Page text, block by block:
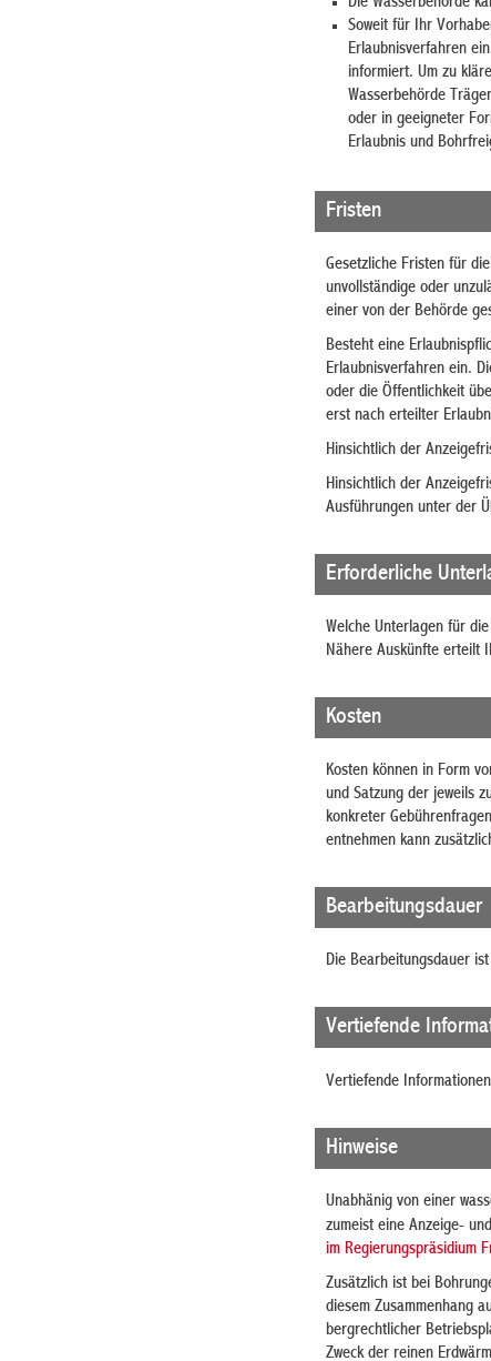
Soweit für Ihr
Erlaubnisverfahren
informiert. Um zu
Wasserbehörde
oder in geeigneter
Erlaubnis und
Fristen
Gesetzliche Fristen für
unvollständige oder
einer von der Behörde
Besteht eine
Erlaubnisverfahren ein.
oder die Öffentlichkeit
erst nach erteilter
Hinsichtlich der
Hinsichtlich der
Ausführungen unter der
Erforderliche
Welche Unterlagen für
Nähere Auskünfte erteilt
Kosten
Kosten können in Form
und Satzung der jeweils
konkreter
entnehmen kann
Bearbeitungsdauer
Die Bearbeitungsdauer
Vertiefende
Vertiefende
Hinweise
Unabhänig von einer
zumeist eine Anzeige-
im Regierungspräsidium
Zusätzlich ist bei
diesem Zusammenhang
bergrechtlicher
Zweck der reinen